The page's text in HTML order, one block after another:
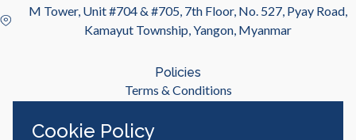
M Tower, Unit #704 & #705, 7th Floor, No. 527, Pyay Road,
Kamayut Township, Yangon, Myanmar
Policies
Terms & Conditions
Cookie Policy